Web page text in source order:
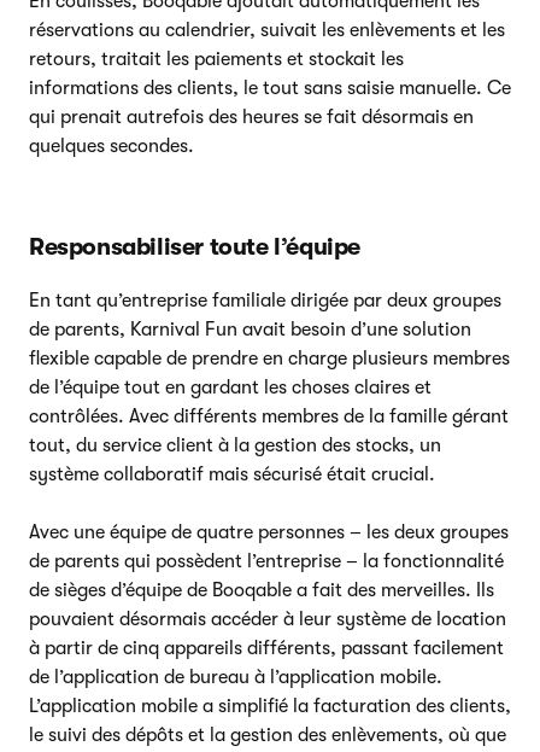
réservations au calendrier, suivait les enlèvements et les
retours, traitait les paiements et stockait les
informations des clients, le tout sans saisie manuelle. Ce
qui prenait autrefois des heures se fait désormais en
quelques secondes.
Responsabiliser toute l’équipe
En tant qu’entreprise familiale dirigée par deux groupes
de parents, Karnival Fun avait besoin d’une solution
flexible capable de prendre en charge plusieurs membres
de l’équipe tout en gardant les choses claires et
contrôlées. Avec différents membres de la famille gérant
tout, du service client à la gestion des stocks, un
système collaboratif mais sécurisé était crucial.
Avec une équipe de quatre personnes – les deux groupes
de parents qui possèdent l’entreprise – la fonctionnalité
de sièges d’équipe de Booqable a fait des merveilles. Ils
pouvaient désormais accéder à leur système de location
à partir de cinq appareils différents, passant facilement
de l’application de bureau à l’application mobile.
L’application mobile a simplifié la facturation des clients,
le suivi des dépôts et la gestion des enlèvements, où que